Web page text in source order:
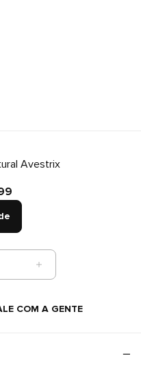
Avestrix
COM A GENTE